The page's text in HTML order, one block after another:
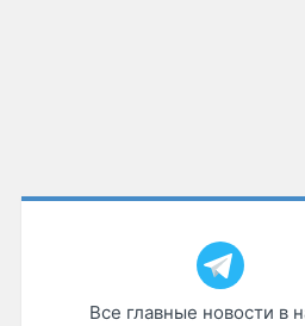
Все главные новости в